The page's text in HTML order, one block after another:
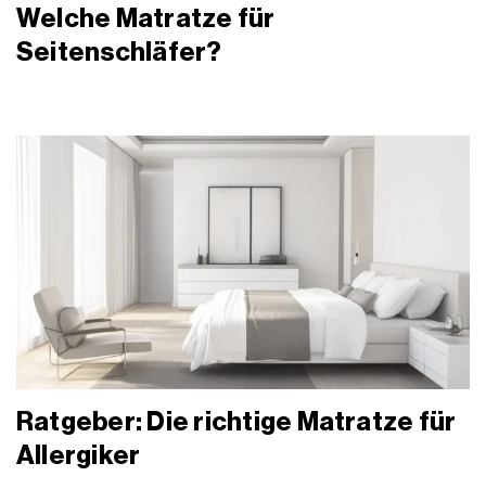
Welche Matratze für
Seitenschläfer?
Ratgeber: Die richtige Matratze für
Allergiker